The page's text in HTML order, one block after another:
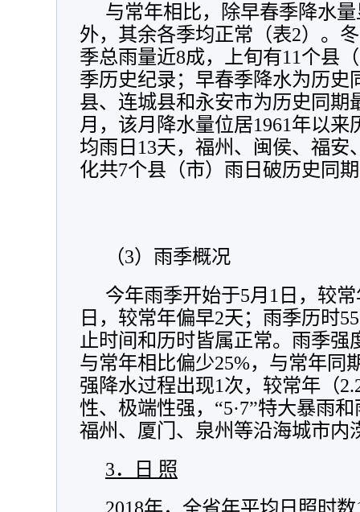
与常年相比，除早春季降水
外，其余各季均正常（表2）。
季总雨量近8成，上旬有11个县
季历史纪录；早春季降水为历史
县、连城县和永安市为历史同期
月，该月降水量位居1961年以
均雨日13天，福州、闽侯、福安
化共7个县（市）雨日破历史同
（3）雨季概况
今年雨季开始于5月1日，较
日，较常年偏早2天；雨季历时
止时间和历时皆属正常。雨季强
与常年相比偏少25%，与常年同
强降水过程出现1次，较常年（
性、极端性强，“5·7”特大暴雨
福州、厦门、泉州等沿海城市内
3．日 照
2018年，全省年平均日照时